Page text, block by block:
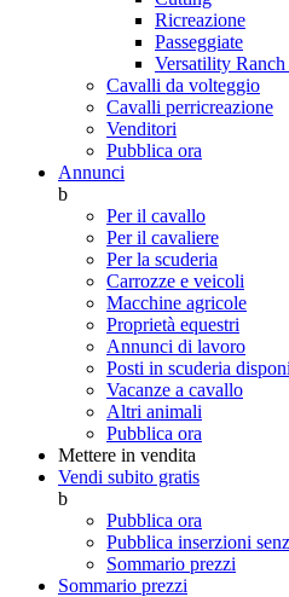
Ricreazione
Passeggiate
Versatility
Cavalli da volteggio
Cavalli perricreazione
Venditori
Pubblica ora
Annunci
b
Per il cavallo
Per il cavaliere
Per la scuderia
Carrozze e veicoli
Macchine agricole
Proprietà equestri
Annunci di lavoro
Posti in scuderia
Vacanze a cavallo
Altri animali
Pubblica ora
Mettere in vendita
Vendi subito gratis
b
Pubblica ora
Pubblica inserzioni
Sommario prezzi
Sommario prezzi